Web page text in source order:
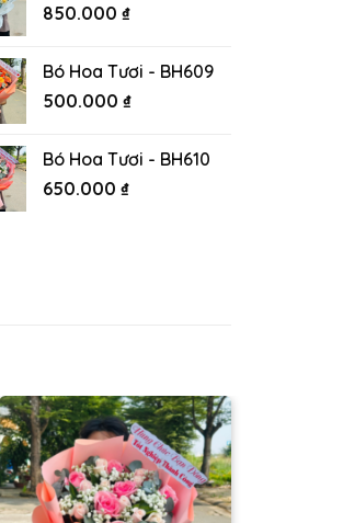
850.000 ₫
Bó Hoa Tươi - BH609
500.000 ₫
Bó Hoa Tươi - BH610
650.000 ₫